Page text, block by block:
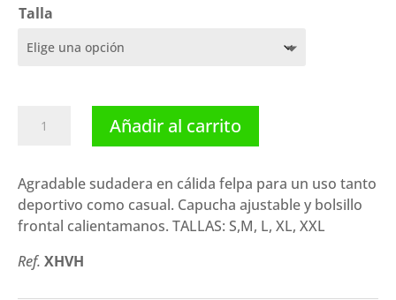
Talla
Sudadera
h
Hoodie
cantidad
Añadir al carrito
Agradable sudadera en cálida felpa para un uso tanto
deportivo como casual. Capucha ajustable y bolsillo
frontal calientamanos. TALLAS: S,M, L, XL, XXL
Ref. XHVH